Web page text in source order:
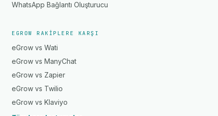
WhatsApp Bağlantı Oluşturucu
EGROW RAKIPLERE KARŞI
eGrow vs Wati
eGrow vs ManyChat
eGrow vs Zapier
eGrow vs Twilio
eGrow vs Klaviyo